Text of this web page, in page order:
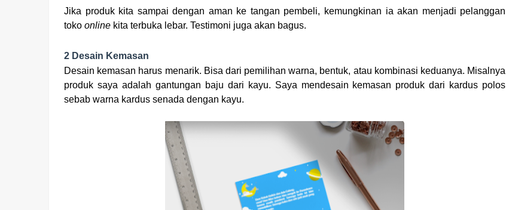
Jika produk kita sampai dengan aman ke tangan pembeli, kemungkinan ia akan menjadi pelanggan
toko online kita terbuka lebar. Testimoni juga akan bagus.
2 Desain Kemasan
Desain kemasan harus menarik. Bisa dari pemilihan warna, bentuk, atau kombinasi keduanya. Misalnya
produk saya adalah gantungan baju dari kayu. Saya mendesain kemasan produk dari kardus polos
sebab warna kardus senada dengan kayu.